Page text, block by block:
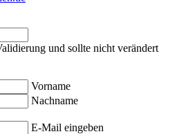
und sollte nicht verändert
Vorname
Nachname
E-Mail eingeben